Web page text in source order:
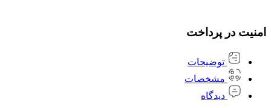
امنیت در پرداخت
توضیحات
مشخصات
دیدگاه